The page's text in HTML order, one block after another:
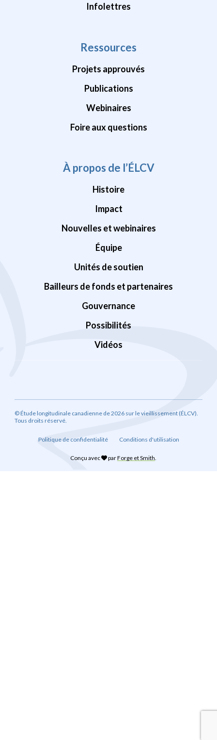
Infolettres
Ressources
Projets approuvés
Publications
Webinaires
Foire aux questions
À propos de l’ÉLCV
Histoire
Impact
Nouvelles et webinaires
Équipe
Unités de soutien
Bailleurs de fonds et partenaires
Gouvernance
Possibilités
Vidéos
© Étude longitudinale canadienne de 2026 sur le vieillissement (ÉLCV).
Tous droits réservé.
Politique de confidentialité Conditions d'utilisation
Conçu avec parForge et Smith.